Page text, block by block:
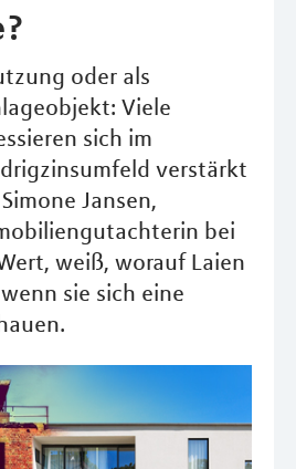
oder als
Viele
sich im
verstärkt
Jansen,
bei
weiß, worauf Laien
sie sich eine